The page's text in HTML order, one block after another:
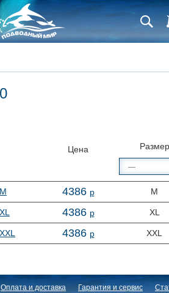
Цена Размер
4386 р M
4386 р XL
4386 р XXL
Оплата и доставка Гарантия и сервис